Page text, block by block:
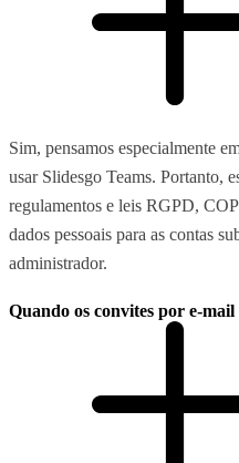
Sim, pensamos especialmente
usar Slidesgo Teams. Portanto,
regulamentos e leis RGPD,
dados pessoais para as contas
administrador.
Quando os convites por e-